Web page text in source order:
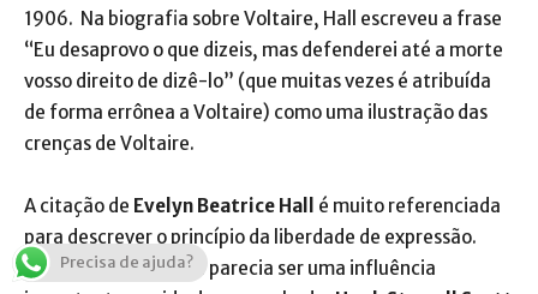
1906. Na biografia sobre Voltaire, Hall escreveu a frase
“Eu desaprovo o que dizeis, mas defenderei até a morte
vosso direito de dizê-lo” (que muitas vezes é atribuída
de forma errônea a Voltaire) como uma ilustração das
crenças de Voltaire.
A citação de Evelyn Beatrice Hall
é muito referenciada
para descrever o princípio da liberdade de expressão.
Evelyn Beatrice Hall parecia ser uma influência
Precisa de ajuda?